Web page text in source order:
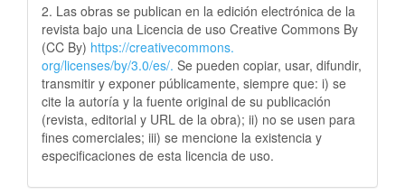
2. Las obras se publican en la edición electrónica de la
revista bajo una Licencia de uso Creative Commons By
(CC By) https://creativecommons.
org/licenses/by/3.0/es/. Se pueden copiar, usar, difundir,
transmitir y exponer públicamente, siempre que: i) se
cite la autoría y la fuente original de su publicación
(revista, editorial y URL de la obra); ii) no se usen para
fines comerciales; iii) se mencione la existencia y
especificaciones de esta licencia de uso.